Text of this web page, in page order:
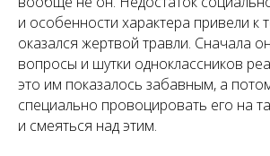
и особенности характера привели к
оказался жертвой травли. Сначала
вопросы и шутки одноклассников
это им показалось забавным, а
специально провоцировать его на
и смеяться над этим.